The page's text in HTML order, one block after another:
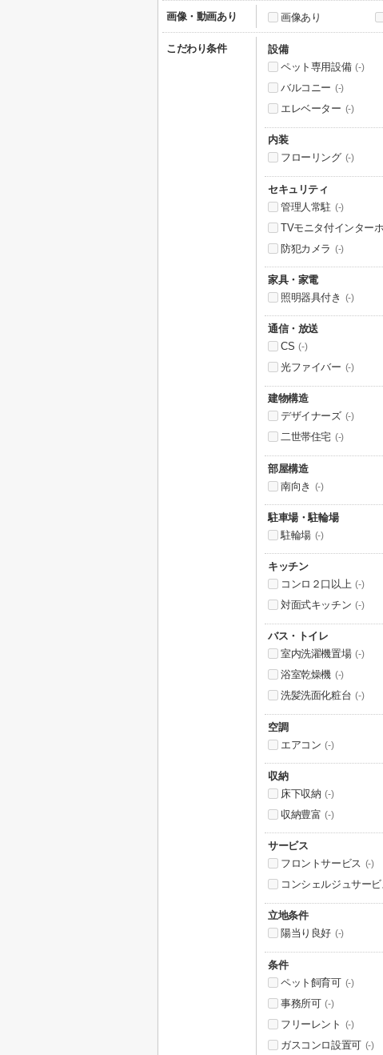
画像・動画あり 画像あり
こだわり条件
設備
ペット専用設備 (-)
バルコニー (-)
エレベーター (-)
内装
フローリング (-)
セキュリティ
管理人常駐 (-)
TVモニタ付インター
防犯カメラ (-)
家具・家電
照明器具付き
(-)
通信・放送
CS (-)
光ファイバー (-)
建物構造
デザイナーズ (-)
二世帯住宅 (-)
部屋構造
南向き
(-)
駐車場・駐輪場
駐輪場 (-)
キッチン
コンロ２口以上 (-)
対面式キッチン (-)
バス・トイレ
室内洗濯機置場 (-)
浴室乾燥機 (-)
洗髪洗面化粧台 (-)
空調
エアコン (-)
収納
床下収納 (-)
収納豊富 (-)
サービス
フロントサービス (-)
コンシェルジュサービ
立地条件
陽当り良好 (-)
条件
ペット飼育可 (-)
事務所可 (-)
フリーレント (-)
ガスコンロ設置可 (-)